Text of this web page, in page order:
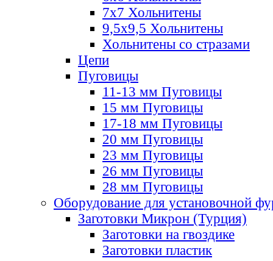
7х7 Хольнитены
9,5х9,5 Хольнитены
Хольнитены со стразами
Цепи
Пуговицы
11-13 мм Пуговицы
15 мм Пуговицы
17-18 мм Пуговицы
20 мм Пуговицы
23 мм Пуговицы
26 мм Пуговицы
28 мм Пуговицы
Оборудование для установочной
Заготовки Микрон (Турция)
Заготовки на гвоздике
Заготовки пластик